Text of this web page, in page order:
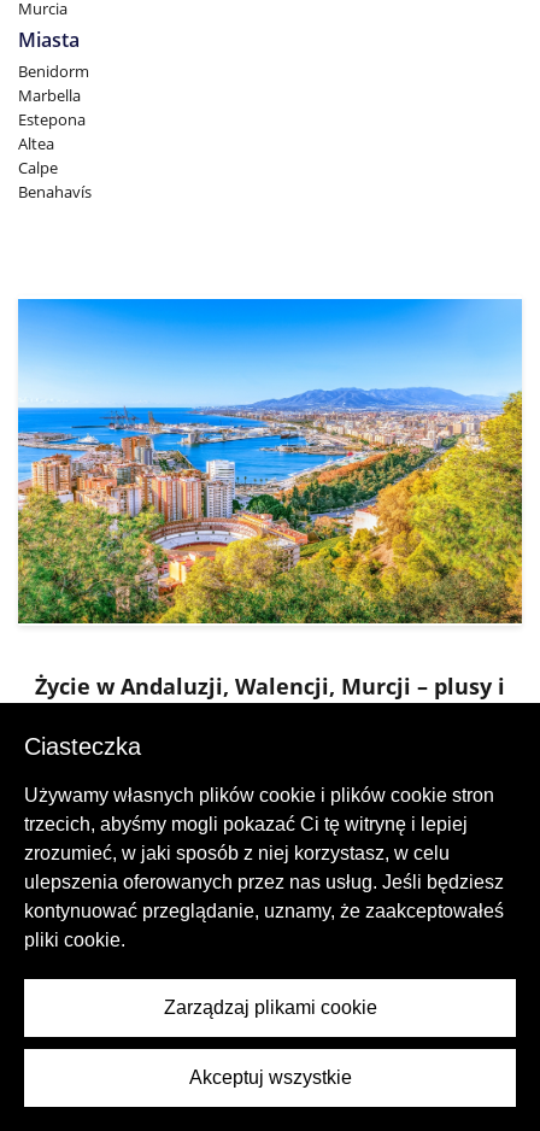
Murcia
Miasta
Benidorm
Marbella
Estepona
Altea
Calpe
Benahavís
Życie w Andaluzji, Walencji, Murcji – plusy i
Agent nieruchomości online z profesjonalnym zespołem
marketerów, radców prawnych, budowniczych, architektów
Ciasteczka
Używamy własnych plików cookie i plików cookie stron
trzecich, abyśmy mogli pokazać Ci tę witrynę i lepiej
zrozumieć, w jaki sposób z niej korzystasz, w celu
ulepszenia oferowanych przez nas usług. Jeśli będziesz
kontynuować przeglądanie, uznamy, że zaakceptowałeś
pliki cookie.
Zarządzaj plikami cookie
Akceptuj wszystkie